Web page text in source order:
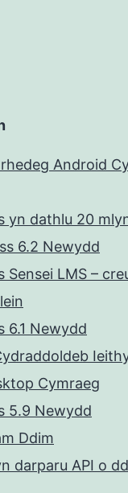
Android
yn dathlu 20
6.2 Newydd
Sensei LMS –
6.1 Newydd
Cymraeg
5.9 Newydd
Ddim
darparu API o